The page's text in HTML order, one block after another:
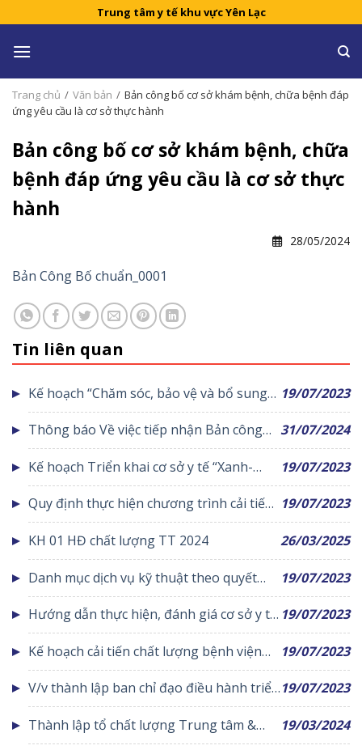
to
content
Trung tâm y tế khu vực Yên Lạc
Trang chủ / Văn bản / Bản công bố cơ sở khám bệnh, chữa bệnh đáp
ứng yêu cầu là cơ sở thực hành
Bản công bố cơ sở khám bệnh, chữa
bệnh đáp ứng yêu cầu là cơ sở thực
hành
28/05/2024
Bản Công Bố chuẩn_0001
Tin liên quan
Kế hoạch “Chăm sóc, bảo vệ và bổ sung
cây xanh”
19/07/2023
Thông báo Về việc tiếp nhận Bản công
bố cơ sở khám bệnh, chữa bệnh đáp ứng
yêu cầu là cơ sở hướng dẫn thực hành đề
cấp giấy phép hành nghề
31/07/2024
Kế hoạch Triển khai cơ sở y tế “Xanh-
Sạch-Đẹp”
19/07/2023
Quy định thực hiện chương trình cải tiến
5s
19/07/2023
KH 01 HĐ chất lượng TT 2024 26/03/2025
Danh mục dịch vụ kỹ thuật theo quyết
định số 3465/QĐ – BYT của Trung tâm y
tế huyện Yên Lạc
19/07/2023
Hướng dẫn thực hiện, đánh giá cơ sở y tế
“Xanh-Sạch-Đẹp”
19/07/2023
Kế hoạch cải tiến chất lượng bệnh viện
năm 2017
19/07/2023
V/v thành lập ban chỉ đạo điều hành triển
khai, thực hiện chương trình 5s
19/07/2023
Thành lập tổ chất lượng Trung tâm &
nâng cao chất lượng Trung tâm 2023 –
19/03/2024